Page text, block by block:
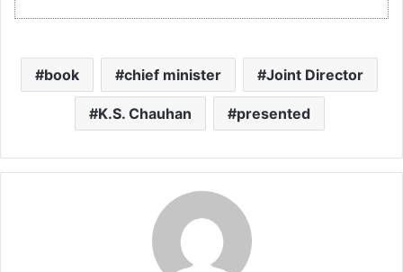
book chief minister Joint Director
K.S. Chauhan presented